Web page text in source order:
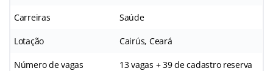
Carreiras Saúde
Lotação Cairús, Ceará
Número de vagas 13 vagas + 39 de cadastro reserva